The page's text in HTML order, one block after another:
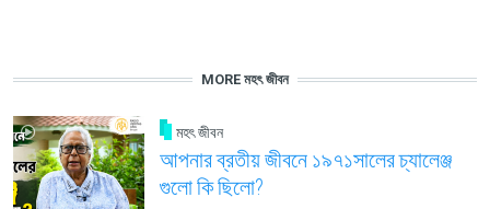
MORE মহৎ জীবন
মহৎ জীবন
আপনার ব্রতীয় জীবনে ১৯৭১সালের চ্যালেঞ্জ
গুলো কি ছিলো?